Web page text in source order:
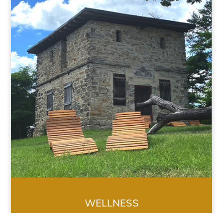
WELLNESS
WELLNESS